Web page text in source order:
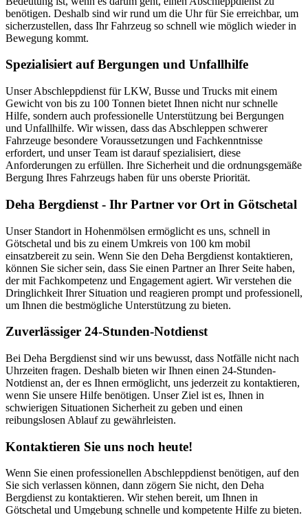
benötigen. Deshalb sind wir rund um die Uhr für Sie erreichbar, um
sicherzustellen, dass Ihr Fahrzeug so schnell wie möglich wieder in
Bewegung kommt.
Spezialisiert auf Bergungen und Unfallhilfe
Unser Abschleppdienst für LKW, Busse und Trucks mit einem
Gewicht von bis zu 100 Tonnen bietet Ihnen nicht nur schnelle
Hilfe, sondern auch professionelle Unterstützung bei Bergungen
und Unfallhilfe. Wir wissen, dass das Abschleppen schwerer
Fahrzeuge besondere Voraussetzungen und Fachkenntnisse
erfordert, und unser Team ist darauf spezialisiert, diese
Anforderungen zu erfüllen. Ihre Sicherheit und die ordnungsgemäße
Bergung Ihres Fahrzeugs haben für uns oberste Priorität.
Deha Bergdienst - Ihr Partner vor Ort in Götschetal
Unser Standort in Hohenmölsen ermöglicht es uns, schnell in
Götschetal und bis zu einem Umkreis von 100 km mobil
einsatzbereit zu sein. Wenn Sie den Deha Bergdienst kontaktieren,
können Sie sicher sein, dass Sie einen Partner an Ihrer Seite haben,
der mit Fachkompetenz und Engagement agiert. Wir verstehen die
Dringlichkeit Ihrer Situation und reagieren prompt und professionell,
um Ihnen die bestmögliche Unterstützung zu bieten.
Zuverlässiger 24-Stunden-Notdienst
Bei Deha Bergdienst sind wir uns bewusst, dass Notfälle nicht nach
Uhrzeiten fragen. Deshalb bieten wir Ihnen einen 24-Stunden-
Notdienst an, der es Ihnen ermöglicht, uns jederzeit zu kontaktieren,
wenn Sie unsere Hilfe benötigen. Unser Ziel ist es, Ihnen in
schwierigen Situationen Sicherheit zu geben und einen
reibungslosen Ablauf zu gewährleisten.
Kontaktieren Sie uns noch heute!
Wenn Sie einen professionellen Abschleppdienst benötigen, auf den
Sie sich verlassen können, dann zögern Sie nicht, den Deha
Bergdienst zu kontaktieren. Wir stehen bereit, um Ihnen in
Götschetal und Umgebung schnelle und kompetente Hilfe zu bieten.